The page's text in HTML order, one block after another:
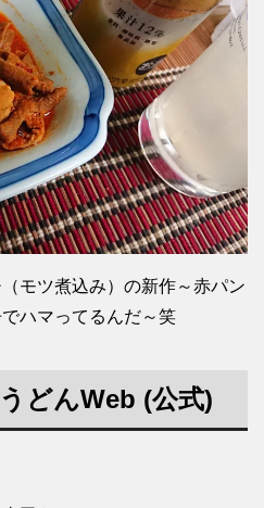
モツ煮込み）の新作～赤パン
ハマってるんだ～笑
どんWeb (公式)